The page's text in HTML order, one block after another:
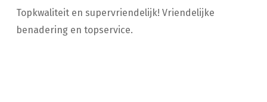
Topkwaliteit en supervriendelijk! Vriendelijke
benadering en topservice.